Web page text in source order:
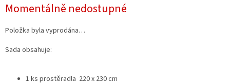
Momentálně nedostupné
Položka byla vyprodána…
Sada obsahuje:
1 ks prostěradla 220 x 230 cm